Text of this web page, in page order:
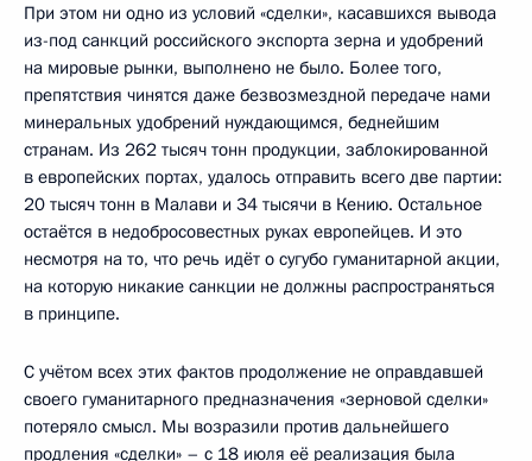
При этом ни одно из условий «сделки», касавшихся вывода
из-под санкций российского экспорта зерна и удобрений
на мировые рынки, выполнено не было. Более того,
препятствия чинятся даже безвозмездной передаче нами
минеральных удобрений нуждающимся, беднейшим
странам. Из 262 тысяч тонн продукции, заблокированной
в европейских портах, удалось отправить всего две партии:
20 тысяч тонн в Малави и 34 тысячи в Кению. Остальное
остаётся в недобросовестных руках европейцев. И это
несмотря на то, что речь идёт о сугубо гуманитарной акции,
на которую никакие санкции не должны распространяться
в принципе.
С учётом всех этих фактов продолжение не оправдавшей
своего гуманитарного предназначения «зерновой сделки»
потеряло смысл. Мы возразили против дальнейшего
продления «сделки» – с 18 июля её реализация была